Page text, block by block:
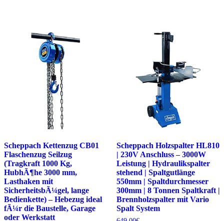
Scheppach Kettenzug CB01
Flaschenzug Seilzug
(Tragkraft 1000 Kg,
HubhÃ¶he 3000 mm,
Lasthaken mit
SicherheitsbÃ¼gel, lange
Bedienkette) – Hebezug ideal
fÃ¼r die Baustelle, Garage
oder Werkstatt
Scheppach Holzspalter HL810
| 230V Anschluss – 3000W
Leistung | Hydraulikspalter
stehend | Spaltgutlänge
550mm | Spaltdurchmesser
300mm | 8 Tonnen Spaltkraft |
Brennholzspalter mit Vario
Spalt System